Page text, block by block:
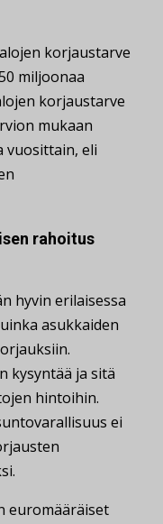
korjaustarve
miljoonaa
korjaustarve
mukaan
vuosittain, eli
rahoitus
hyvin erilaisessa
asukkaiden
kysyntää ja sitä
hintoihin.
ei
euromääräiset